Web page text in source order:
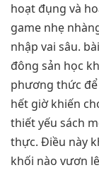
hoạt đụng và
game nhẹ
nhập vai sâu.
đông sản học
phương thức
hết giờ khiến
thiết yếu sách
thực. Điều này
khối nào vươn